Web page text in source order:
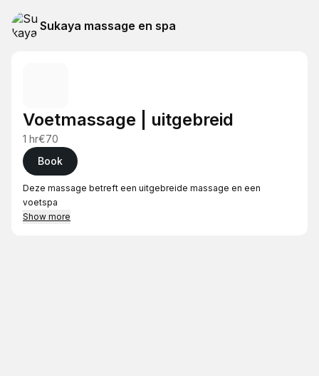
Sukaya massage en spa
Voetmassage | uitgebreid
1 hr€70
Book
Deze massage betreft een uitgebreide massage en een
voetspa
Show more